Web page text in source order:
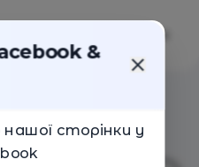
&
сторінки у